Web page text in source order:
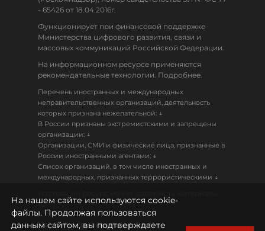
- 65426 от 18.04.2016г.
Функционирует при финансовой поддержке
Министерства цифрового развития, связи и
массовых коммуникаций Российской Федерации.
На информационном ресурсе применяются
рекомендательные технологии. Подробнее.
Перечень иностранных и международных
неправительственных организаций, деятельность
которых признана нежелательной: ↓
В России признаны экстремистскими и запрещены
организации: ↓
Организации, СМИ и физические лица, признанные в
России иностранными агентами: ↓
Список организаций, в том числе иностранных и
международных, признанных террористическими ↓
18+
Политика конфиденциальности
На нашем сайте используются cookie-
файлы. Продолжая пользоваться
данным сайтом, вы подтверждаете